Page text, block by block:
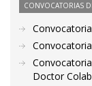
CONVOCATORIAS
Doctor